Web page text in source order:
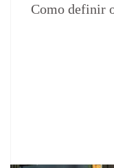
Como definir